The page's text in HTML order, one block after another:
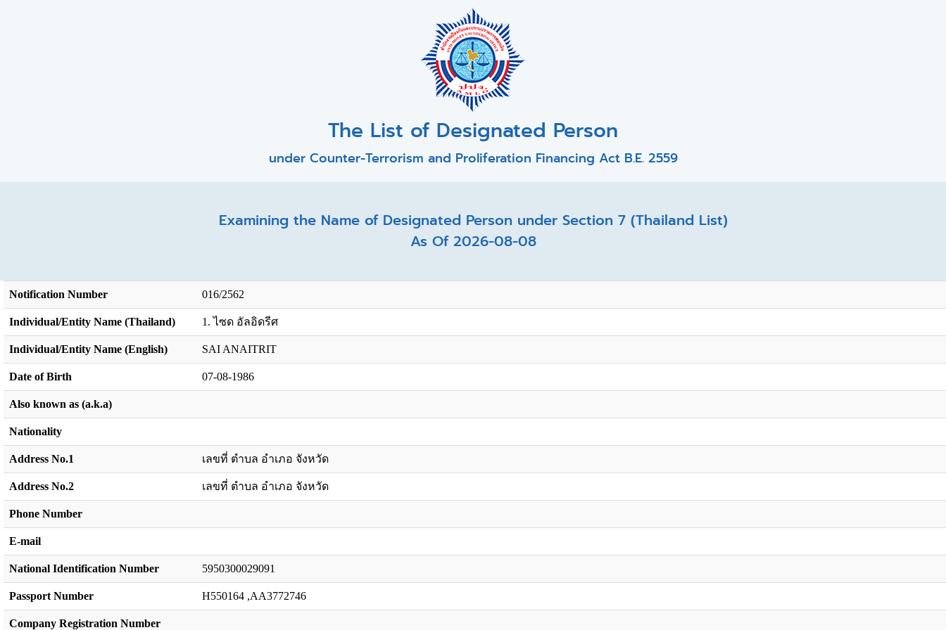
The List of Designated Person
under Counter-Terrorism and Proliferation Financing Act B.E. 2559
Examining the Name of Designated Person under Section 7 (Thailand List)
As Of 2026-08-08
Notification Number 016/2562
Individual/Entity Name (Thailand) 1. ไซด อัลอิดรีศ
Individual/Entity Name (English) SAI ANAITRIT
Date of Birth 07-08-1986
Also known as (a.k.a)
Nationality
Address No.1 เลขที่ ตำบล อำเภอ จังหวัด
Address No.2 เลขที่ ตำบล อำเภอ จังหวัด
Phone Number
E-mail
National Identification Number 5950300029091
Passport Number H550164 ,AA3772746
Company Registration Number